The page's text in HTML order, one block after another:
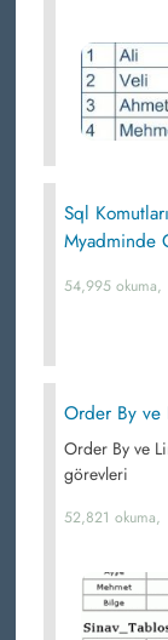
Sql
Myadminde
54,995 okuma,
Order By ve
Order By ve
görevleri
52,821 okuma,